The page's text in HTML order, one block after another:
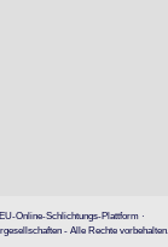
EU-Online-Schlichtungs-Plattform·
- Alle Rechte vorbehalten.